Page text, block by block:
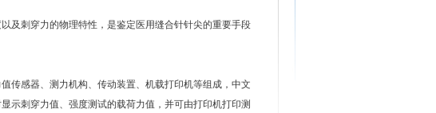
及刺穿力的物理特性，是鉴定医用缝合针针尖的重要手段
传感器、测力机构、传动装置、机载打印机等组成，中文
示刺穿力值、强度测试的载荷力值，并可由打印机打印测